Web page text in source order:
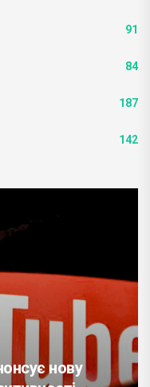
91
84
187
142
нову